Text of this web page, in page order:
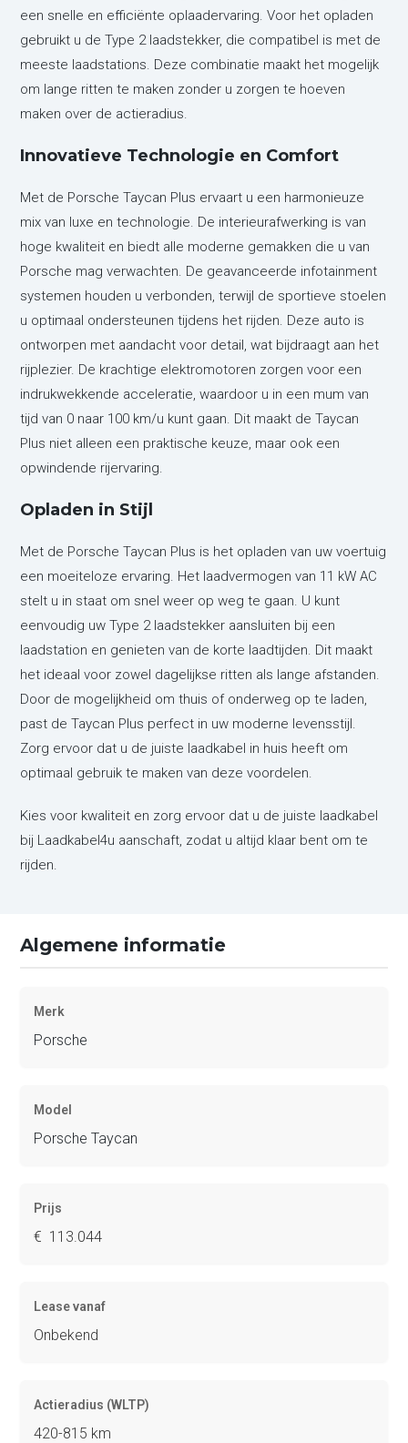
een snelle en efficiënte oplaadervaring. Voor het opladen
gebruikt u de Type 2 laadstekker, die compatibel is met de
meeste laadstations. Deze combinatie maakt het mogelijk
om lange ritten te maken zonder u zorgen te hoeven
maken over de actieradius.
Innovatieve Technologie en Comfort
Met de Porsche Taycan Plus ervaart u een harmonieuze
mix van luxe en technologie. De interieurafwerking is van
hoge kwaliteit en biedt alle moderne gemakken die u van
Porsche mag verwachten. De geavanceerde infotainment
systemen houden u verbonden, terwijl de sportieve stoelen
u optimaal ondersteunen tijdens het rijden. Deze auto is
ontworpen met aandacht voor detail, wat bijdraagt aan het
rijplezier. De krachtige elektromotoren zorgen voor een
indrukwekkende acceleratie, waardoor u in een mum van
tijd van 0 naar 100 km/u kunt gaan. Dit maakt de Taycan
Plus niet alleen een praktische keuze, maar ook een
opwindende rijervaring.
Opladen in Stijl
Met de Porsche Taycan Plus is het opladen van uw voertuig
een moeiteloze ervaring. Het laadvermogen van 11 kW AC
stelt u in staat om snel weer op weg te gaan. U kunt
eenvoudig uw Type 2 laadstekker aansluiten bij een
laadstation en genieten van de korte laadtijden. Dit maakt
het ideaal voor zowel dagelijkse ritten als lange afstanden.
Door de mogelijkheid om thuis of onderweg op te laden,
past de Taycan Plus perfect in uw moderne levensstijl.
Zorg ervoor dat u de juiste laadkabel in huis heeft om
optimaal gebruik te maken van deze voordelen.
Kies voor kwaliteit en zorg ervoor dat u de juiste laadkabel
bij Laadkabel4u aanschaft, zodat u altijd klaar bent om te
rijden.
Algemene informatie
Merk
Porsche
Model
Porsche Taycan
Prijs
€ 113.044
Lease vanaf
Onbekend
Actieradius (WLTP)
420-815 km